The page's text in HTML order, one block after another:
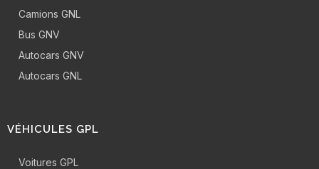
Camions GNL
Bus GNV
Autocars GNV
Autocars GNL
VÉHICULES GPL
Voitures GPL